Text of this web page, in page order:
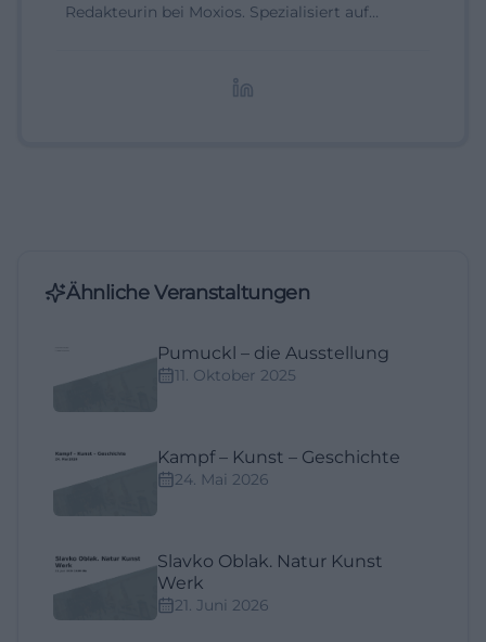
Redakteurin bei Moxios. Spezialisiert auf
Ähnliche Veranstaltungen
Pumuckl – die Ausstellung
11. Oktober 2025
Kampf – Kunst – Geschichte
24. Mai 2026
Slavko Oblak. Natur Kunst
Werk
21. Juni 2026